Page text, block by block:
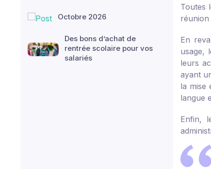
Octobre 2026
Des bons d’achat de
rentrée scolaire pour vos
salariés
Toutes
réunion
En
usage,
leurs
ayant
la mise
langue
Enfin,